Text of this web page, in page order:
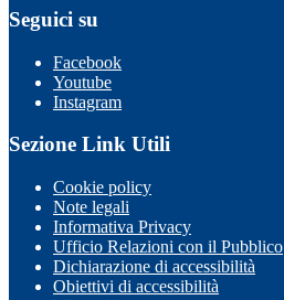
Seguici su
Facebook
Youtube
Instagram
Sezione Link Utili
Cookie policy
Note legali
Informativa Privacy
Ufficio Relazioni con il Pubblico
Dichiarazione di accessibilità
Obiettivi di accessibilità